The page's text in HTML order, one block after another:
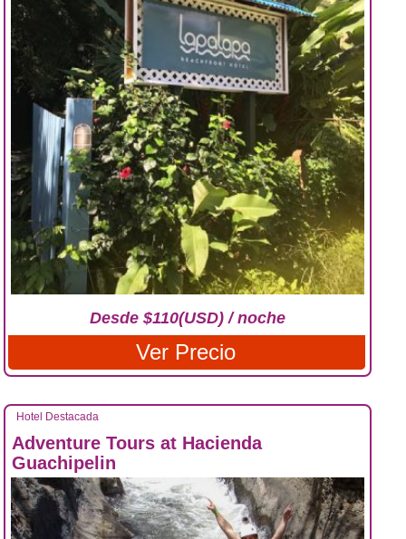
Desde $110(USD) / noche
Ver Precio
Hotel Destacada
Adventure Tours at Hacienda
Guachipelin